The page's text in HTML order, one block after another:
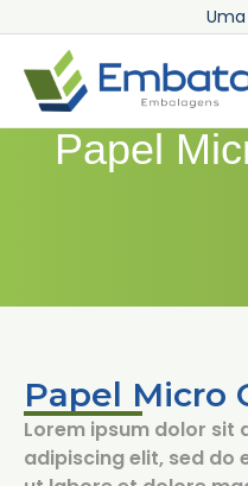
Uma
Papel
Papel Micro
Lorem ipsum dolor sit
adipiscing elit, sed do